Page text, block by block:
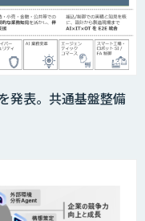
発表。共通基盤整備